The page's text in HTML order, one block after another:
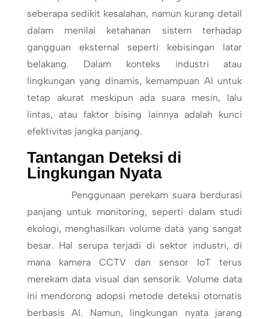
seberapa sedikit kesalahan, namun kurang detail
dalam menilai ketahanan sistem terhadap
gangguan eksternal seperti kebisingan latar
belakang. Dalam konteks industri atau
lingkungan yang dinamis, kemampuan AI untuk
tetap akurat meskipun ada suara mesin, lalu
lintas, atau faktor bising lainnya adalah kunci
efektivitas jangka panjang.
Tantangan Deteksi di
Lingkungan Nyata
Penggunaan perekam suara berdurasi
panjang untuk monitoring, seperti dalam studi
ekologi, menghasilkan volume data yang sangat
besar. Hal serupa terjadi di sektor industri, di
mana kamera CCTV dan sensor IoT terus
merekam data visual dan sensorik. Volume data
ini mendorong adopsi metode deteksi otomatis
berbasis AI. Namun, lingkungan nyata jarang